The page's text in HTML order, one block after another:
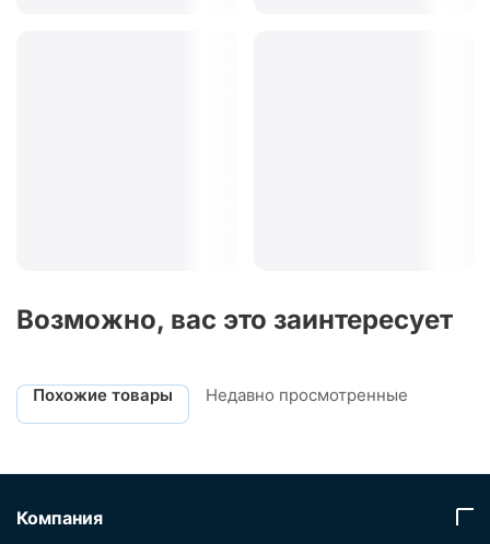
Возможно, вас это заинтересует
Похожие товары Недавно просмотренные
Компания